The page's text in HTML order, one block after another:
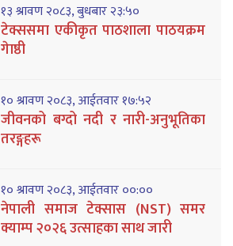
१३ श्रावण २०८३, बुधबार २३:५०
टेक्ससमा एकीकृत पाठशाला पाठयक्रम
गेाष्ठी
१० श्रावण २०८३, आईतवार १७:५२
जीवनको बग्दो नदी र नारी-अनुभूतिका
तरङ्गहरू
१० श्रावण २०८३, आईतवार ००:००
नेपाली समाज टेक्सास (NST) समर
क्याम्प २०२६ उत्साहका साथ जारी